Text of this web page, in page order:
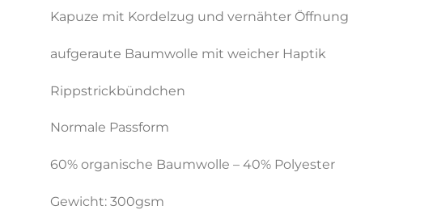
Kapuze mit Kordelzug und vernähter Öffnung
aufgeraute Baumwolle mit weicher Haptik
Rippstrickbündchen
Normale Passform
60% organische Baumwolle – 40% Polyester
Gewicht: 300gsm